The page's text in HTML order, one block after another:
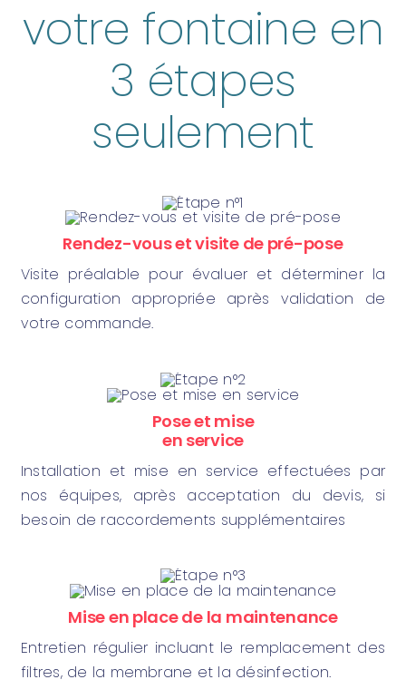
votre fontaine en
3 étapes
seulement
Rendez-vous et visite de pré-pose
Visite préalable pour évaluer et déterminer la
configuration appropriée après validation de
votre commande.
Pose et mise
en service
Installation et mise en service effectuées par
nos équipes, après acceptation du devis, si
besoin de raccordements supplémentaires
Mise en place de la maintenance
Entretien régulier incluant le remplacement des
filtres, de la membrane et la désinfection.